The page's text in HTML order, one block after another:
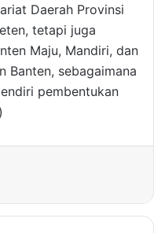
Daerah Provinsi
tetapi juga
Maju, Mandiri, dan
Banten, sebagaimana
pembentukan